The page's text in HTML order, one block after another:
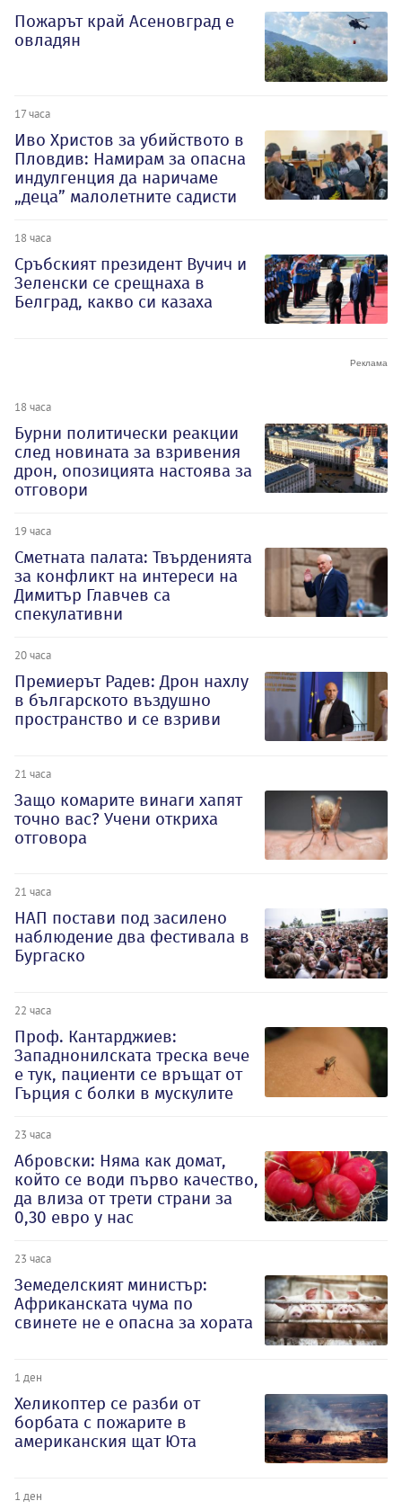
Пожарът край Асеновград е
овладян
17 часа
Иво Христов за убийството в
Пловдив: Намирам за опасна
индулгенция да наричаме
„деца” малолетните садисти
18 часа
Сръбският президент Вучич и
Зеленски се срещнаха в
Белград, какво си казаха
18 часа
Бурни политически реакции
след новината за взривения
дрон, опозицията настоява за
отговори
19 часа
Сметната палата: Твърденията
за конфликт на интереси на
Димитър Главчев са
спекулативни
20 часа
Премиерът Радев: Дрон нахлу
в българското въздушно
пространство и се взриви
21 часа
Защо комарите винаги хапят
точно вас? Учени откриха
отговора
21 часа
НАП постави под засилено
наблюдение два фестивала в
Бургаско
22 часа
Проф. Кантарджиев:
Западнонилската треска вече
е тук, пациенти се връщат от
Гърция с болки в мускулите
23 часа
Абровски: Няма как домат,
който се води първо качество,
да влиза от трети страни за
0,30 евро у нас
23 часа
Земеделският министър:
Африканската чума по
свинете не е опасна за хората
1 ден
Хеликоптер се разби от
борбата с пожарите в
американския щат Юта
1 ден